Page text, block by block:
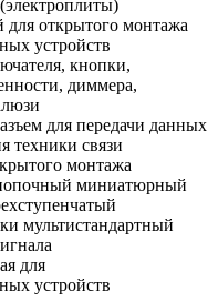
для открытого монтажа
устройств
кнопки,
диммера,
для передачи данных
техники связи
монтажа
миниатюрный
мультистандартный
для
устройств